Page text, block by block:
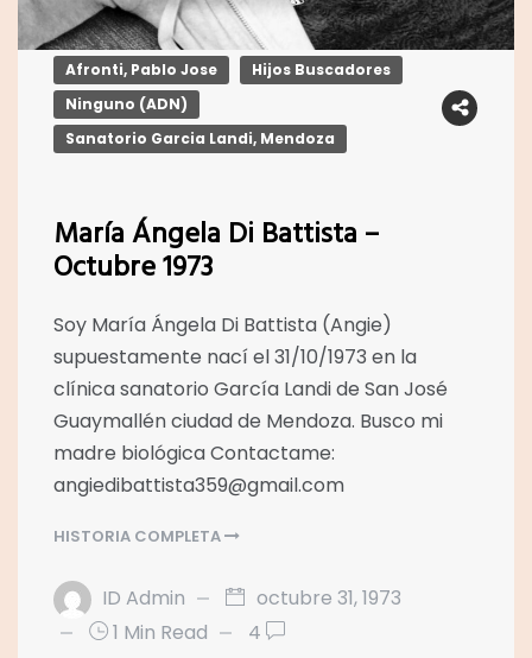
Afronti, Pablo Jose
Hijos Buscadores
Ninguno (ADN)
Sanatorio Garcia Landi, Mendoza
María Ángela Di Battista –
Octubre 1973
Soy María Ángela Di Battista (Angie)
supuestamente nací el 31/10/1973 en la
clínica sanatorio García Landi de San José
Guaymallén ciudad de Mendoza. Busco mi
madre biológica Contactame:
angiedibattista359@gmail.com
HISTORIA COMPLETA
ID Admin
octubre 31, 1973
1 Min Read
4